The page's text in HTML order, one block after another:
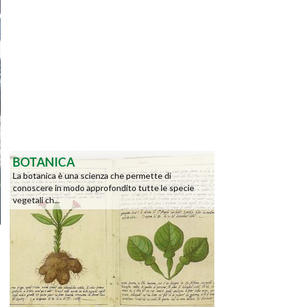
BOTANICA
La botanica è una scienza che permette di
conoscere in modo approfondito tutte le specie
vegetali ch...